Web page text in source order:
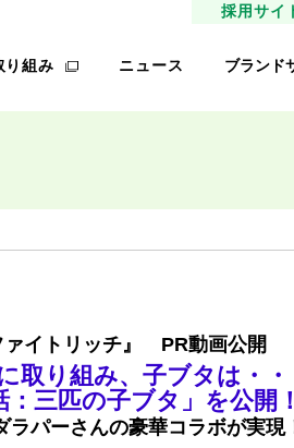
採用サイ
り組み ニュース ブランド
レノンメ
オキソパ
ロメインレタ
ァイトリッチ』 PR動画公開
取り組み、子ブタは・・
三匹の子ブタ」を公開！
パーさんの豪華コラボが実現